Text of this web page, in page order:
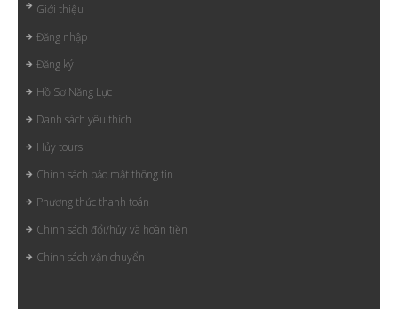
Giới thiệu
Đăng nhập
Đăng ký
Hồ Sơ Năng Lực
Danh sách yêu thích
Hủy tours
Chính sách bảo mật thông tin
Phương thức thanh toán
Chính sách đổi/hủy và hoàn tiền
Chính sách vận chuyển